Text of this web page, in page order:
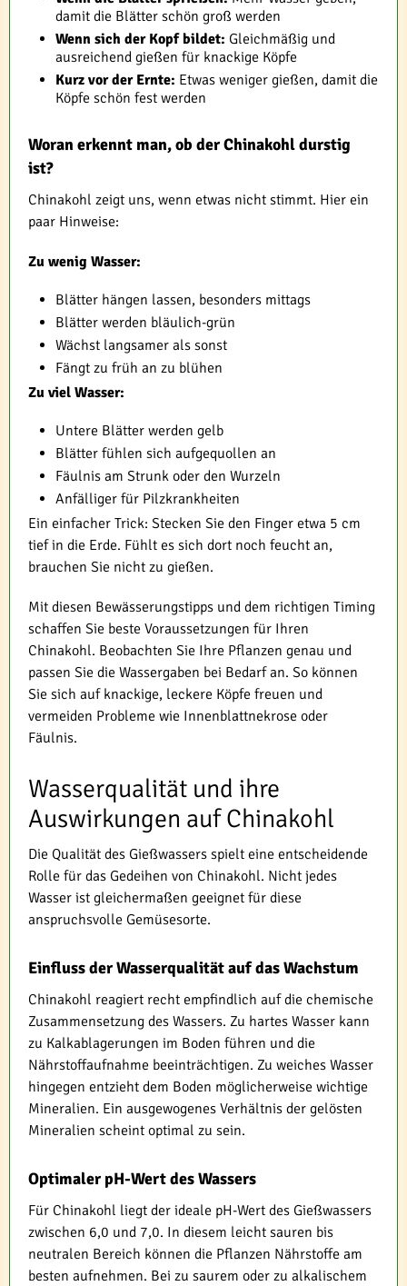
damit die Blätter schön groß werden
Wenn sich der Kopf bildet: Gleichmäßig und
ausreichend gießen für knackige Köpfe
Kurz vor der Ernte: Etwas weniger gießen, damit die
Köpfe schön fest werden
Woran erkennt man, ob der Chinakohl durstig
ist?
Chinakohl zeigt uns, wenn etwas nicht stimmt. Hier ein
paar Hinweise:
Zu wenig Wasser:
Blätter hängen lassen, besonders mittags
Blätter werden bläulich-grün
Wächst langsamer als sonst
Fängt zu früh an zu blühen
Zu viel Wasser:
Untere Blätter werden gelb
Blätter fühlen sich aufgequollen an
Fäulnis am Strunk oder den Wurzeln
Anfälliger für Pilzkrankheiten
Ein einfacher Trick: Stecken Sie den Finger etwa 5 cm
tief in die Erde. Fühlt es sich dort noch feucht an,
brauchen Sie nicht zu gießen.
Mit diesen Bewässerungstipps und dem richtigen Timing
schaffen Sie beste Voraussetzungen für Ihren
Chinakohl. Beobachten Sie Ihre Pflanzen genau und
passen Sie die Wassergaben bei Bedarf an. So können
Sie sich auf knackige, leckere Köpfe freuen und
vermeiden Probleme wie Innenblattnekrose oder
Fäulnis.
Wasserqualität und ihre
Auswirkungen auf Chinakohl
Die Qualität des Gießwassers spielt eine entscheidende
Rolle für das Gedeihen von Chinakohl. Nicht jedes
Wasser ist gleichermaßen geeignet für diese
anspruchsvolle Gemüsesorte.
Einfluss der Wasserqualität auf das Wachstum
Chinakohl reagiert recht empfindlich auf die chemische
Zusammensetzung des Wassers. Zu hartes Wasser kann
zu Kalkablagerungen im Boden führen und die
Nährstoffaufnahme beeinträchtigen. Zu weiches Wasser
hingegen entzieht dem Boden möglicherweise wichtige
Mineralien. Ein ausgewogenes Verhältnis der gelösten
Mineralien scheint optimal zu sein.
Optimaler pH-Wert des Wassers
Für Chinakohl liegt der ideale pH-Wert des Gießwassers
zwischen 6,0 und 7,0. In diesem leicht sauren bis
neutralen Bereich können die Pflanzen Nährstoffe am
besten aufnehmen. Bei zu saurem oder zu alkalischem